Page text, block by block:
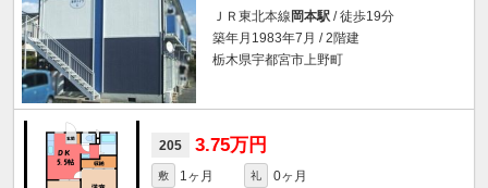
ＪＲ東北本線岡本駅 / 徒歩19分
築年月1983年7月 / 2階建
栃木県宇都宮市上野町
205 3.75万円
敷 1ヶ月 礼 0ヶ月